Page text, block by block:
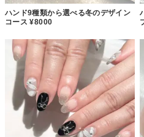
ハンド9種類から選べる冬のデザイン
コース ¥8000